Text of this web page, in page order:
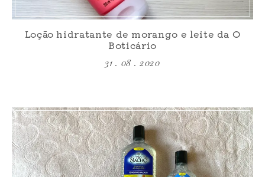
Loção hidratante de morango e leite da O
Boticário
31 . 08 . 2020